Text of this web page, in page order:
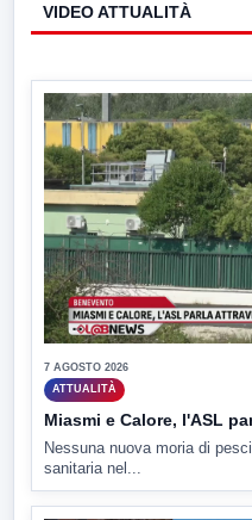
VIDEO ATTUALITÀ
7 AGOSTO 2026
ATTUALITÀ
Miasmi e Calore, l'ASL
Nessuna nuova moria di
sanitaria nel...